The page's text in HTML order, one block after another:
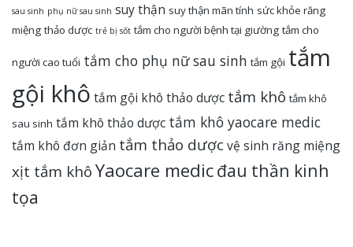
sau sinh phụ nữ sau sinh suy thận suy thận mãn tính sức khỏe răng
miệng thảo dược trẻ bị sốt tắm cho người bệnh tại giường tắm cho
người cao tuổi tắm cho phụ nữ sau sinh tắm gội tắm
gội khô tắm gội khô thảo dược tắm khô tắm khô
sau sinh tắm khô thảo dược tắm khô yaocare medic
tắm khô đơn giản tắm thảo dược vệ sinh răng miệng
xịt tắm khôYaocare medicđau thần kinh
tọa